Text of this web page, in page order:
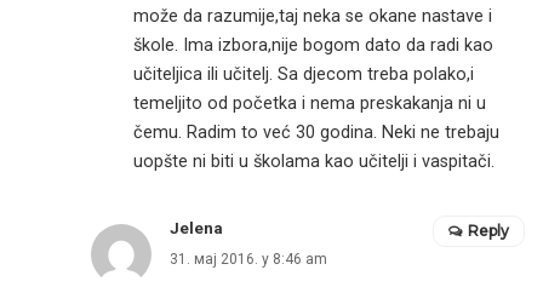
može da razumije,taj neka se okane nastave i
škole. Ima izbora,nije bogom dato da radi kao
učiteljica ili učitelj. Sa djecom treba polako,i
temeljito od početka i nema preskakanja ni u
čemu. Radim to već 30 godina. Neki ne trebaju
uopšte ni biti u školama kao učitelji i vaspitači.
Jelena
31. мај 2016. у 8:46 am
Reply